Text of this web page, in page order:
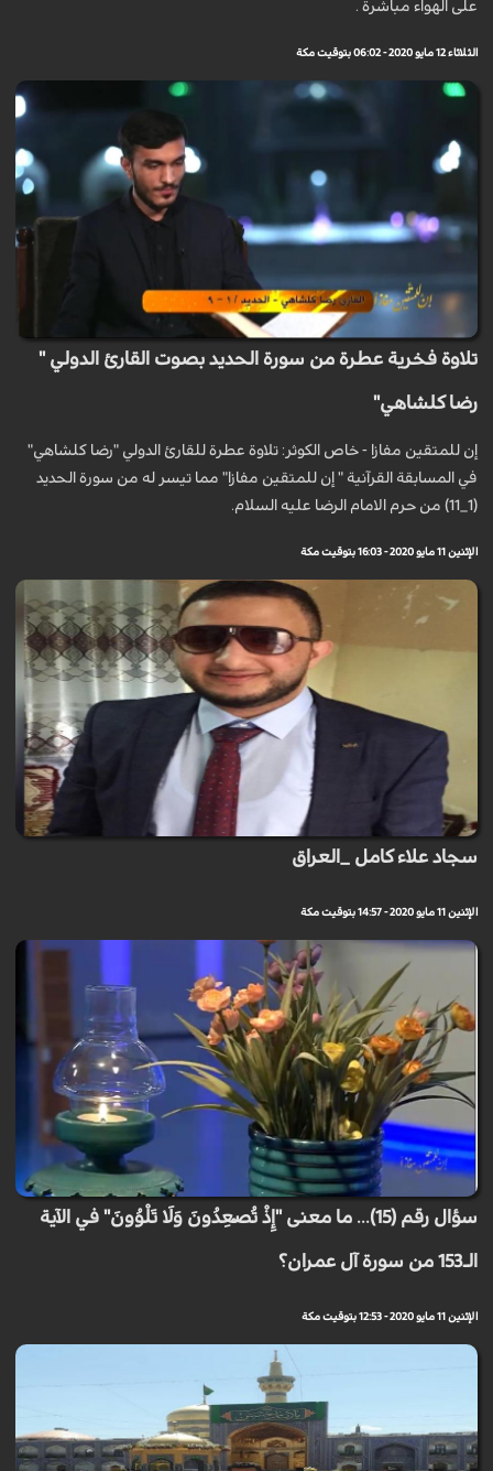
على الهواء مباشرة .
الثلاثاء 12 مايو 2020 - 06:02 بتوقيت مكة
تلاوة فخرية عطرة من سورة الحديد بصوت القارئ الدولي "
رضا كلشاهي"
إن للمتقين مفازا - خاص الكوثر: تلاوة عطرة للقارئ الدولي "رضا كلشاهي"
في المسابقة القرآنية " إن للمتقين مفازا" مما تيسر له من سورة الحديد
(1_11) من حرم الامام الرضا عليه السلام.
الإثنين 11 مايو 2020 - 16:03 بتوقيت مكة
سجاد علاء كامل _العراق
الإثنين 11 مايو 2020 - 14:57 بتوقيت مكة
سؤال رقم (15)... ما معنى "إِذْ تُصْعِدُونَ وَلَا تَلْوُونَ" في الآية
الـ153 من سورة آل عمران؟
الإثنين 11 مايو 2020 - 12:53 بتوقيت مكة